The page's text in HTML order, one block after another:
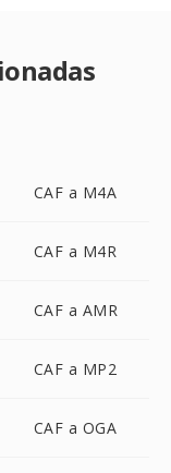
CAF a M4A
CAF a M4R
CAF a AMR
CAF a MP2
CAF a OGA